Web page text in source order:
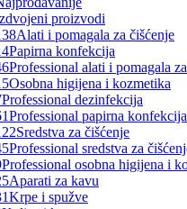
proizvodi
Alati i pomagala za čišćenje
Papirna konfekcija
Professional alati i pomagala
Osobna higijena i kozmetika
Professional dezinfekcija
Professional papirna konfekcija
Sredstva za čišćenje
Professional sredstva za
Professional osobna higijena i
Aparati za kavu
Krpe i spužve